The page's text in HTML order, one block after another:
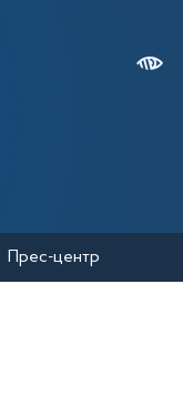
Прес-центр